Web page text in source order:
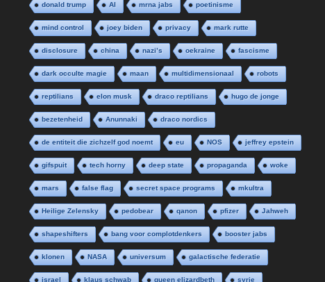
donald trump AI mrna jabs poetinisme
mind control joey biden privacy mark rutte
disclosure china nazi’s oekraine fascisme
dark occulte magie maan multidimensionaal robots
reptilians elon musk draco reptilians hugo de jonge
bezetenheid Anunnaki draco nordics
de entiteit die zichzelf god noemt eu NOS jeffrey epstein
gifspuit tech horny deep state propaganda woke
mars false flag secret space programs mkultra
Heilige Zelensky pedobear qanon pfizer Jahweh
shapeshifters bang voor complotdenkers booster jabs
klonen NASA universum galactische federatie
israel klaus schwab queen elizardbeth syrie